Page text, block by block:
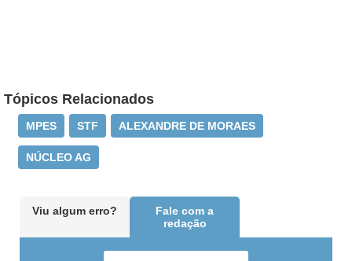
Tópicos Relacionados
MPES STF ALEXANDRE DE MORAES
NÚCLEO AG
Viu algum erro?
Fale com a
redação